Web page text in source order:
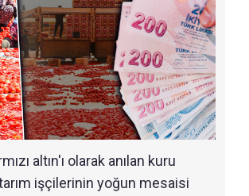
altın'ı olarak anılan kuru
işçilerinin yoğun mesaisi